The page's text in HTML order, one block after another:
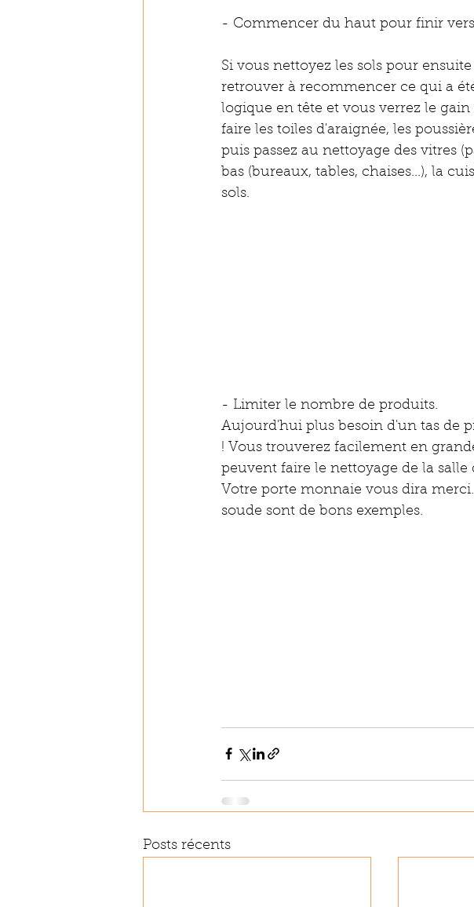
- Commencer du haut pour finir vers
Si vous nettoyez les sols pour
retrouver à recommencer ce qui a
logique en tête et vous verrez le
faire les toiles d'araignée, les
puis passez au nettoyage des vitres
bas (bureaux, tables, chaises...), la
sols.
- Limiter le nombre de produits.
Aujourd'hui plus besoin d'un tas de
! Vous trouverez facilement en
peuvent faire le nettoyage de la
Votre porte monnaie vous dira
soude sont de bons exemples.
Posts récents